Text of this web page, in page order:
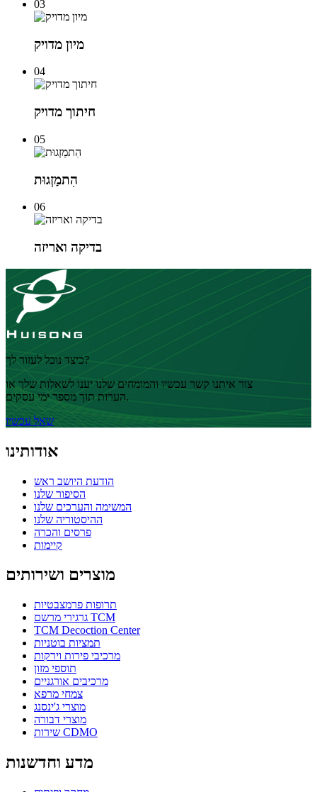
03
מיון מדויק
04
חיתוך מדויק
05
הִתמַזְגוּת
06
בדיקה ואריזה
כיצד נוכל לעזור לך?
צור איתנו קשר עכשיו והמומחים שלנו יענו לשאלות שלך או
הערות תוך מספר ימי עסקים.
שאל עכשיו
אודותינו
הודעת היושב ראש
הסיפור שלנו
המשימה והערכים שלנו
ההיסטוריה שלנו
פרסים והכרה
קיימות
מוצרים ושירותים
תרופות פרמצבטיות
גרגירי מרשם TCM
TCM Decoction Center
תמציות בוטניות
מרכיבי פירות וירקות
תוספי מזון
מרכיבים אורגניים
צמחי מרפא
מוצרי ג'ינסנג
מוצרי דבורה
שירות CDMO
מדע וחדשנות